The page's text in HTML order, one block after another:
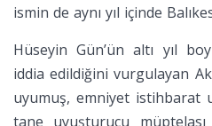
ismin de aynı yıl içinde
Hüseyin Gün’ün altı yıl
iddia edildiğini vurgulayan
uyumuş, emniyet istihbarat
tane uyuşturucu